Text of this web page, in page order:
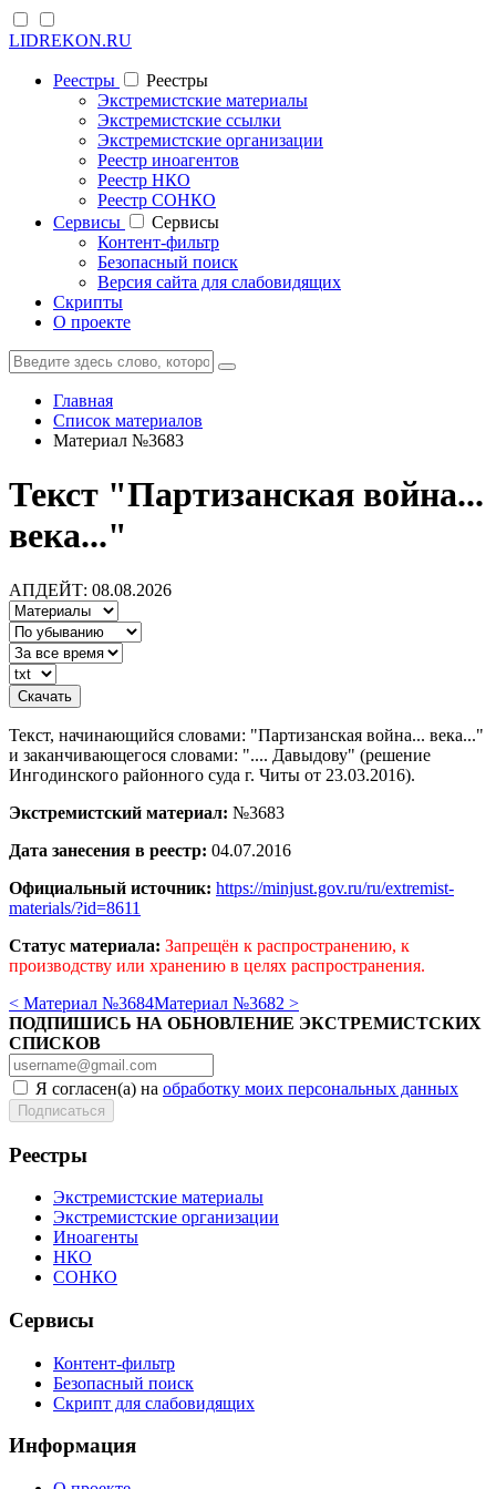
LIDREKON.RU
Реестры
Реестры
Экстремистские материалы
Экстремистские ссылки
Экстремистские организации
Реестр иноагентов
Реестр НКО
Реестр СОНКО
Cервисы
Cервисы
Контент-фильтр
Безопасный поиск
Версия сайта для слабовидящих
Скрипты
О проекте
Главная
Список материалов
Материал №3683
Текст "Партизанская война...
века..."
АПДЕЙТ: 08.08.2026
Текст, начинающийся словами: "Партизанская война... века..."
и заканчивающегося словами: ".... Давыдову" (решение
Ингодинского районного суда г. Читы от 23.03.2016).
Экстремистский материал: №3683
Дата занесения в реестр: 04.07.2016
Официальный источник: https://minjust.gov.ru/ru/extremist-
materials/?id=8611
Статус материала: Запрещён к распространению, к
производству или хранению в целях распространения.
< Материал №3684Материал №3682 >
ПОДПИШИСЬ НА ОБНОВЛЕНИЕ ЭКСТРЕМИСТСКИХ
СПИСКОВ
Я согласен(а) на обработку моих персональных данных
Реестры
Экстремистские материалы
Экстремистские организации
Иноагенты
НКО
СОНКО
Сервисы
Контент-фильтр
Безопасный поиск
Скрипт для слабовидящих
Информация